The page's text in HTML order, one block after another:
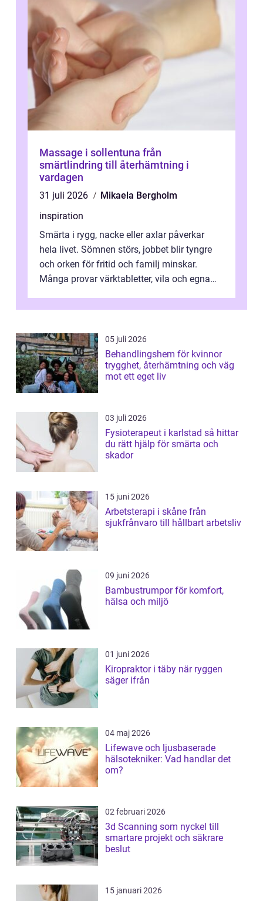
Massage i sollentuna från
smärtlindring till återhämtning i
vardagen
31 juli 2026
Mikaela Bergholm
inspiration
Smärta i rygg, nacke eller axlar påverkar
hela livet. Sömnen störs, jobbet blir tyngre
och orken för fritid och familj minskar.
Många provar värktabletter, vila och egna
05 juli 2026
Behandlingshem för kvinnor
trygghet, återhämtning och väg
mot ett eget liv
03 juli 2026
Fysioterapeut i karlstad så hittar
du rätt hjälp för smärta och
skador
15 juni 2026
Arbetsterapi i skåne från
sjukfrånvaro till hållbart arbetsliv
09 juni 2026
Bambustrumpor för komfort,
hälsa och miljö
01 juni 2026
Kiropraktor i täby när ryggen
säger ifrån
04 maj 2026
Lifewave och ljusbaserade
hälsotekniker: Vad handlar det
om?
02 februari 2026
3d Scanning som nyckel till
smartare projekt och säkrare
beslut
15 januari 2026